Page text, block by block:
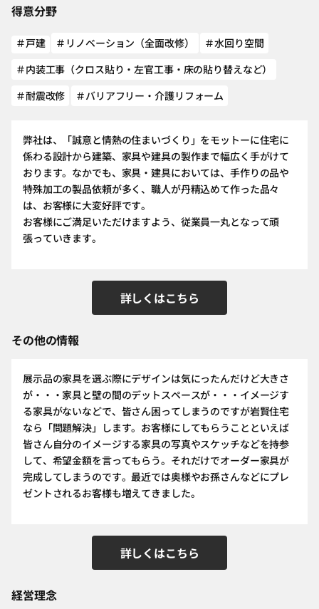
得意分野
＃戸建 ＃リノベーション（全面改修）
＃水回り空間
＃内装工事（クロス貼り・左官工事・床の貼り替えなど）
＃耐震改修
＃バリアフリー・介護リフォーム
弊社は、「誠意と情熱の住まいづくり」をモットーに住宅に
係わる設計から建築、家具や建具の製作まで幅広く手がけて
おります。なかでも、家具・建具においては、手作りの品や
特殊加工の製品依頼が多く、職人が丹精込めて作った品々
は、お客様に大変好評です。
お客様にご満足いただけますよう、従業員一丸となって頑
張っていきます。
詳しくはこちら
その他の情報
展示品の家具を選ぶ際にデザインは気にったんだけど大きさ
が・・・家具と壁の間のデットスペースが・・・イメージす
る家具がないなどで、皆さん困ってしまうのですが岩賢住宅
なら「問題解決」します。お客様にしてもらうことといえば
皆さん自分のイメージする家具の写真やスケッチなどを持参
して、希望金額を言ってもらう。それだけでオーダー家具が
完成してしまうのです。最近では奥様やお孫さんなどにプレ
ゼントされるお客様も増えてきました。
詳しくはこちら
経営理念